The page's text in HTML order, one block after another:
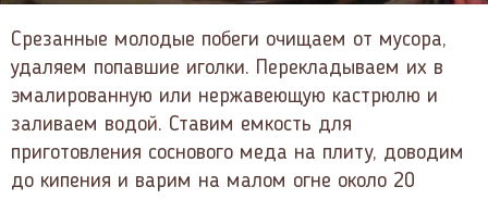
Срезанные молодые побеги очищаем от мусора,
удаляем попавшие иголки. Перекладываем их в
эмалированную или нержавеющую кастрюлю и
заливаем водой. Ставим емкость для
приготовления соснового меда на плиту, доводим
до кипения и варим на малом огне около 20